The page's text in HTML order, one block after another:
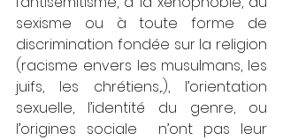
sexisme ou à toute forme de
discrimination fondée sur la religion
(racisme envers les musulmans, les
juifs, les chrétiens,..), l’orientation
sexuelle, l’identité du genre, ou
l’origines sociale  n’ont pas leur